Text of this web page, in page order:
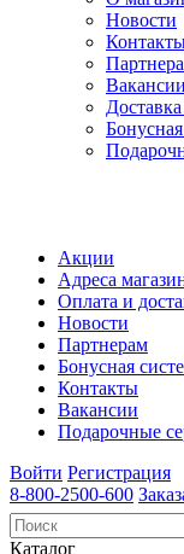
Новости
Вакансии
Акции
Адреса
Оплата и
Новости
Партнерам
Бонусная
Контакты
Вакансии
Подарочные
Войти Регистрация
8-800-2500-600
Каталог